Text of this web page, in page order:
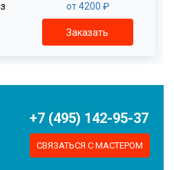
от 4200 ₽
Заказать
+7 (495) 142-95-37
СВЯЗАТЬСЯ С МАСТЕРОМ